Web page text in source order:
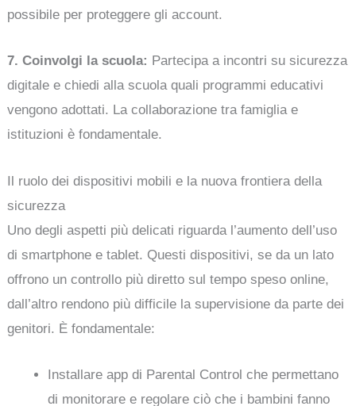
possibile per proteggere gli account.
7. Coinvolgi la scuola: Partecipa a incontri su sicurezza
digitale e chiedi alla scuola quali programmi educativi
vengono adottati. La collaborazione tra famiglia e
istituzioni è fondamentale.
Il ruolo dei dispositivi mobili e la nuova frontiera della
sicurezza
Uno degli aspetti più delicati riguarda l’aumento dell’uso
di smartphone e tablet. Questi dispositivi, se da un lato
offrono un controllo più diretto sul tempo speso online,
dall’altro rendono più difficile la supervisione da parte dei
genitori. È fondamentale:
Installare app di Parental Control che permettano
di monitorare e regolare ciò che i bambini fanno